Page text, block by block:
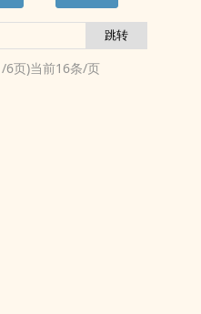
/6页)当前16条/页